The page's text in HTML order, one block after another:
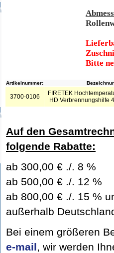
Bitte
Artikelnummer:
3700-0106
FIRETEK
HD Verbrennungshilfe
Auf den
folgende Rabatte:
ab 300,00 € ./. 8 %
ab 500,00 € ./. 12 %
ab 800,00 € ./. 15 %
außerhalb
Bei einem größeren
e-mail, wir werden